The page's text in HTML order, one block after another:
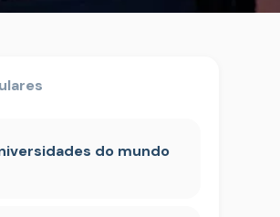
do mundo